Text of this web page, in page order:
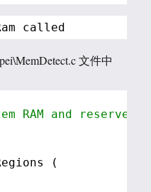
called
文件中
RAM and reserve
(